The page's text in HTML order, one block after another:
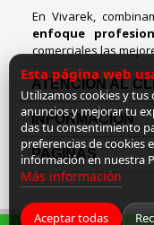
En Vivarek,
enfoque
comerciales las
ATENCIÓN AL
INFORMACION
PAGINAS
Esta página web
Utilizamos cookies y tus
anuncios y mejorar tu
das tu consentimiento
preferencias de cookies
información en nuestra
Más información
Aceptar todas